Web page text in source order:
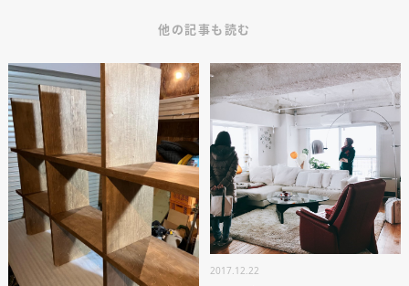
オーナー様専用サイト CLUB RENOVES
他の記事も読む
2017.12.22